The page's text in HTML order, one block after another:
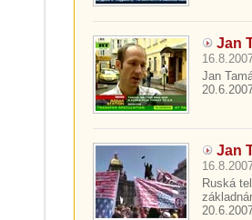
Jan
Jan
Jan
Ruská